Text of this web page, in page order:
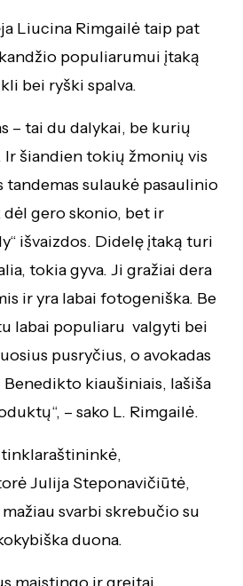
Liucina Rimgailė taip pat
populiarumui įtaką
bei ryški spalva.
– tai du dalykai, be kurių
Ir šiandien tokių žmonių vis
tandemas sulaukė pasaulinio
gero skonio, bet ir
išvaizdos. Didelę įtaką turi
tokia gyva. Ji gražiai dera
ir yra labai fotogeniška. Be
labai populiaru valgyti bei
pusryčius, o avokadas
Benedikto kiaušiniais, lašiša
– sako L. Rimgailė.
Julija Steponavičiūtė,
svarbi skrebučio su
duona.
maistingo ir greitai